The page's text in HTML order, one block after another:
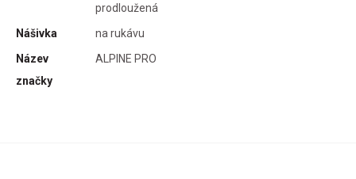
prodloužená
Nášivka
na rukávu
Název
značky
ALPINE PRO